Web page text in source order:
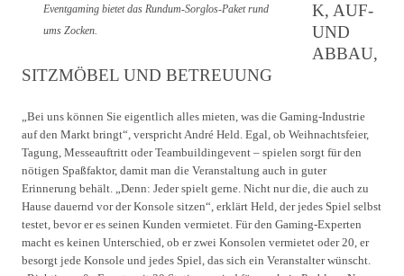
Eventgaming bietet das Rundum-Sorglos-Paket rund
ums Zocken.
K, AUF-
UND
ABBAU,
SITZMÖBEL UND BETREUUNG
„Bei uns können Sie eigentlich alles mieten, was die Gaming-Industrie
auf den Markt bringt“, verspricht André Held. Egal, ob Weihnachtsfeier,
Tagung, Messeauftritt oder Teambuildingevent – spielen sorgt für den
nötigen Spaßfaktor, damit man die Veranstaltung auch in guter
Erinnerung behält. „Denn: Jeder spielt gerne. Nicht nur die, die auch zu
Hause dauernd vor der Konsole sitzen“, erklärt Held, der jedes Spiel selbst
testet, bevor er es seinen Kunden vermietet. Für den Gaming-Experten
macht es keinen Unterschied, ob er zwei Konsolen vermietet oder 20, er
besorgt jede Konsole und jedes Spiel, das sich ein Veranstalter wünscht.